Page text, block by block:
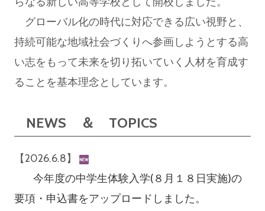
グローバル化の時代に対応できる広い視野と、
持続可能な地域社会づくりへ参画しようとする高
い志をもって未来を切り拓いていく人材を育成す
ることを基本理念としています。
NEWS ＆ TOPICS
【2026.6.8】
今年度の中学生体験入学(８月１８日実施)の
要項・申込書をアップロードしました。